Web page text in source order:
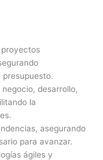
presupuesto.
desarrollo,
la
asegurando
para avanzar.
ágiles y